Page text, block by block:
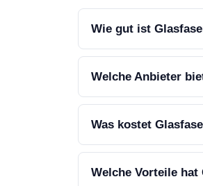
Wie gut ist
Welche Anbieter
Was kostet
Welche Vorteile hat